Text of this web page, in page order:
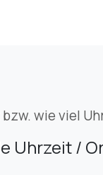
wie viel
Uhrzeit /